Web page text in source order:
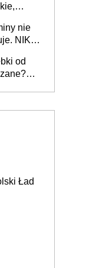
nie
NIK
od
Ład